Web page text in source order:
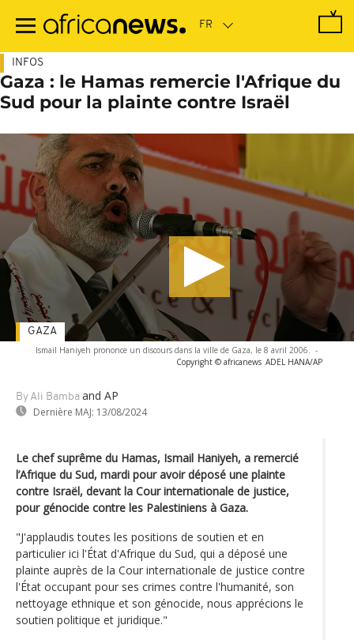
contenu
INFOS
Gaza : le Hamas remercie l'Afrique du
Sud pour la plainte contre Israël
Ismail Haniyeh prononce un discours dans la ville de Gaza, le 8 avril 2006. -
Copyright © africanews ADEL HANA/AP
By Ali Bamba and AP
Dernière MAJ: 13/08/2024
GAZA
Le chef suprême du Hamas, Ismail Haniyeh, a remercié
l’Afrique du Sud, mardi pour avoir déposé une plainte
contre Israël, devant la Cour internationale de justice,
pour génocide contre les Palestiniens à Gaza.
"J'applaudis toutes les positions de soutien et en
particulier ici l'État d'Afrique du Sud, qui a déposé une
plainte auprès de la Cour internationale de justice contre
l'État occupant pour ses crimes contre l'humanité, son
nettoyage ethnique et son génocide, nous apprécions le
soutien politique et juridique."